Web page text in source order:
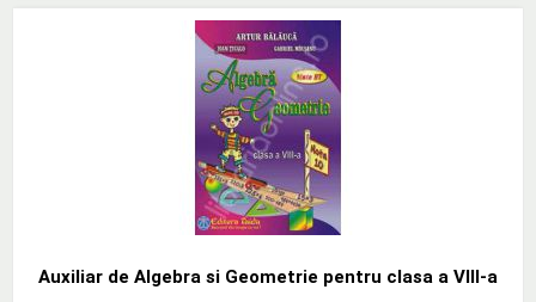
Auxiliar de Algebra si Geometrie pentru clasa a VIII-a